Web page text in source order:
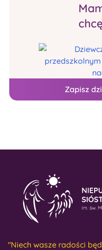
Zapisz
"Niech wasze radości